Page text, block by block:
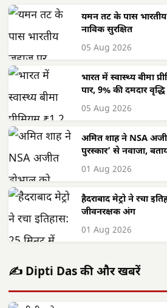
यमन तट के पास
नाविक सुरक्षित
05 Aug 2026
भारत में स्वास्थ्य बीमा
पार, 9% की दमदार वृद्धि
05 Aug 2026
अमित शाह ने NSA
पुरस्कार’ से नवाजा,
01 Aug 2026
हैदराबाद मेट्रो ने रचा
जीवनरक्षक अंग
01 Aug 2026
✍️ Dipti Das की और खबरें